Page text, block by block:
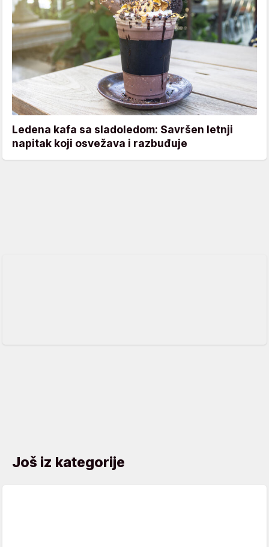
Ledena kafa sa sladoledom: Savršen letnji
napitak koji osvežava i razbuđuje
Još iz kategorije